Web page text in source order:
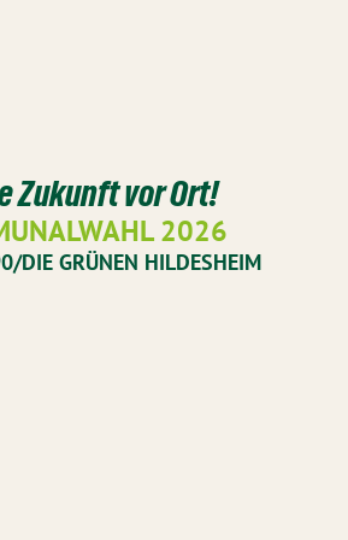
Zukunft vor Ort!
2026
DIE GRÜNEN HILDESHEIM